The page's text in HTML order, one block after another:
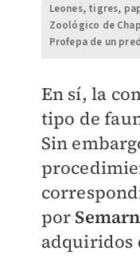
Leones, tigres,
Zoológico de
Profepa de un
En sí, la
tipo de
Sin
por
adquiridos